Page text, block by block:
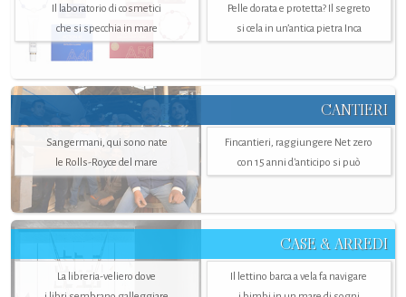
Il laboratorio di cosmetici
che si specchia in mare
Pelle dorata e protetta? Il segreto
si cela in un’antica pietra Inca
CANTIERI
Sangermani, qui sono nate
le Rolls-Royce del mare
Fincantieri, raggiungere Net zero
con 15 anni d'anticipo si può
CASE & ARREDI
La libreria-veliero dove
Il lettino barca a vela fa navigare